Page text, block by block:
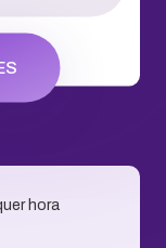
hora